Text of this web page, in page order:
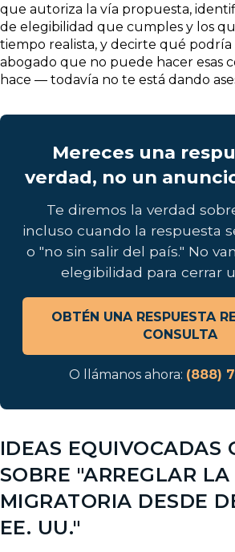
que autoriza la vía propuesta,
de elegibilidad que cumples y los
tiempo realista, y decirte qué podría
abogado que no puede hacer esas
hace — todavía no te está dando
Mereces una
verdad, no un
Te diremos la verdad
incluso cuando la respuesta
o "no sin salir del país." No
elegibilidad para cerrar
OBTÉN UNA RESPUESTA
CONSULTA
O llámanos ahora: (888)
IDEAS EQUIVOCADAS
SOBRE "ARREGLAR
MIGRATORIA DESDE
EE. UU."